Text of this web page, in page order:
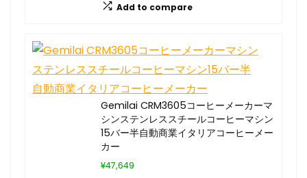
Add to compare
Gemilai CRM3605コーヒーメーカーマ
シンステンレススチールコーヒーマシン
15バー半自動商業イタリアコーヒーメー
カー
¥47,649